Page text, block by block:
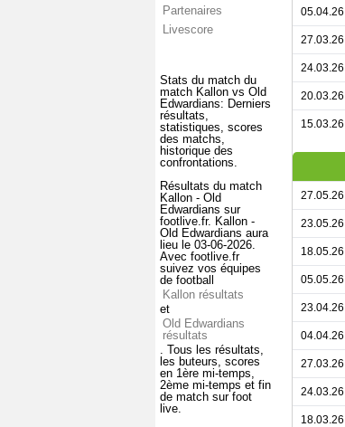
Partenaires
Livescore
Stats du match du
match Kallon vs Old
Edwardians: Derniers
résultats,
statistiques, scores
des matchs,
historique des
confrontations.
Résultats du match
Kallon - Old
Edwardians sur
footlive.fr. Kallon -
Old Edwardians aura
lieu le 03-06-2026.
Avec footlive.fr
suivez vos équipes
de football
Kallon résultats
et
Old Edwardians
résultats
. Tous les résultats,
les buteurs, scores
en 1ère mi-temps,
2ème mi-temps et fin
de match sur foot
live.
05.04.26
27.03.26
24.03.26
20.03.26
15.03.26
27.05.26
23.05.26
18.05.26
05.05.26
23.04.26
04.04.26
27.03.26
24.03.26
18.03.26